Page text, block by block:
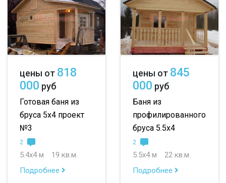
цены от 818
000 руб
Готовая баня из
бруса 5х4 проект
№3
2
5.4х4 м
19 кв.м.
Подробнее
цены от 845
000 руб
Баня из
профилированного
бруса 5.5х4
2
5.5х4 м
22 кв.м.
Подробнее